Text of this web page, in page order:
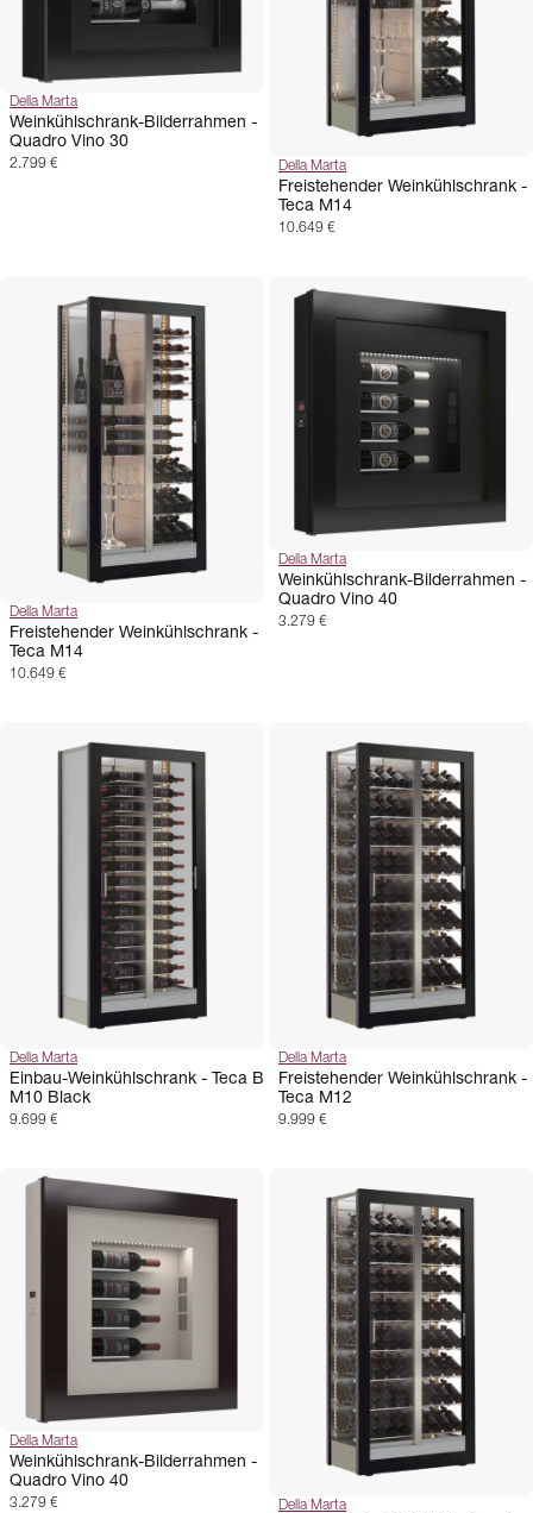
Della Marta
Weinkühlschrank-Bilderrahmen -
Quadro Vino 30
2.799 € Della Marta
Freistehender Weinkühlschrank -
Teca M14
10.649 €
Della Marta
Freistehender Weinkühlschrank -
Teca M14
10.649 €
Della Marta
Weinkühlschrank-Bilderrahmen -
Quadro Vino 40
3.279 €
Della Marta
Einbau-Weinkühlschrank - Teca B
M10 Black
9.699 €
Della Marta
Freistehender Weinkühlschrank -
Teca M12
9.999 €
Della Marta
Weinkühlschrank-Bilderrahmen -
Quadro Vino 40
3.279 € Della Marta